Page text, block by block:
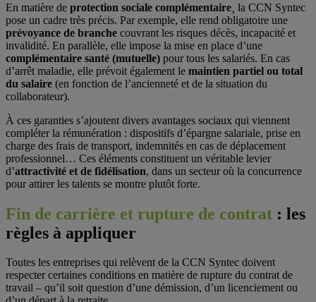
En matière de protection sociale complémentaire ¸ la CCN Syntec
pose un cadre très précis. Par exemple, elle rend obligatoire une
prévoyance de branche couvrant les risques décès, incapacité et
invalidité. En parallèle, elle impose la mise en place d’une
complémentaire santé (mutuelle) pour tous les salariés. En cas
d’arrêt maladie, elle prévoit également le maintien partiel ou total
du salaire (en fonction de l’ancienneté et de la situation du
collaborateur).
À ces garanties s’ajoutent divers avantages sociaux qui viennent
compléter la rémunération : dispositifs d’épargne salariale, prise en
charge des frais de transport, indemnités en cas de déplacement
professionnel… Ces éléments constituent un véritable levier
d’attractivité et de fidélisation, dans un secteur où la concurrence
pour attirer les talents se montre plutôt forte.
Fin de carrière et rupture de contrat : les
règles à appliquer
Toutes les entreprises qui relèvent de la CCN Syntec doivent
respecter certaines conditions en matière de rupture du contrat de
travail – qu’il soit question d’une démission, d’un licenciement ou